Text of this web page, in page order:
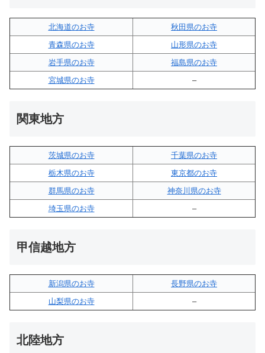
北海道のお寺
秋田県のお寺
青森県のお寺
山形県のお寺
岩手県のお寺
福島県のお寺
宮城県のお寺
–
関東地方
茨城県のお寺
千葉県のお寺
栃木県のお寺
東京都のお寺
群馬県のお寺
神奈川県のお寺
埼玉県のお寺
–
甲信越地方
新潟県のお寺
長野県のお寺
山梨県のお寺
–
北陸地方